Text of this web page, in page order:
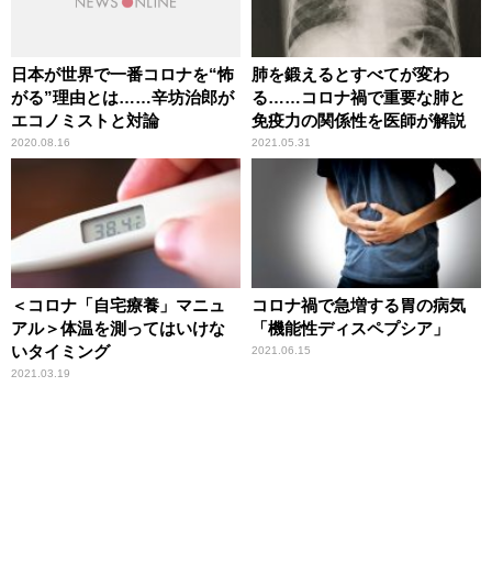
日本が世界で一番コロナを“怖
がる”理由とは……辛坊治郎が
エコノミストと対論
2020.08.16
肺を鍛えるとすべてが変わ
る……コロナ禍で重要な肺と
免疫力の関係性を医師が解説
2021.05.31
＜コロナ「自宅療養」マニュ
アル＞体温を測ってはいけな
いタイミング
2021.03.19
コロナ禍で急増する胃の病気
「機能性ディスペプシア」
2021.06.15